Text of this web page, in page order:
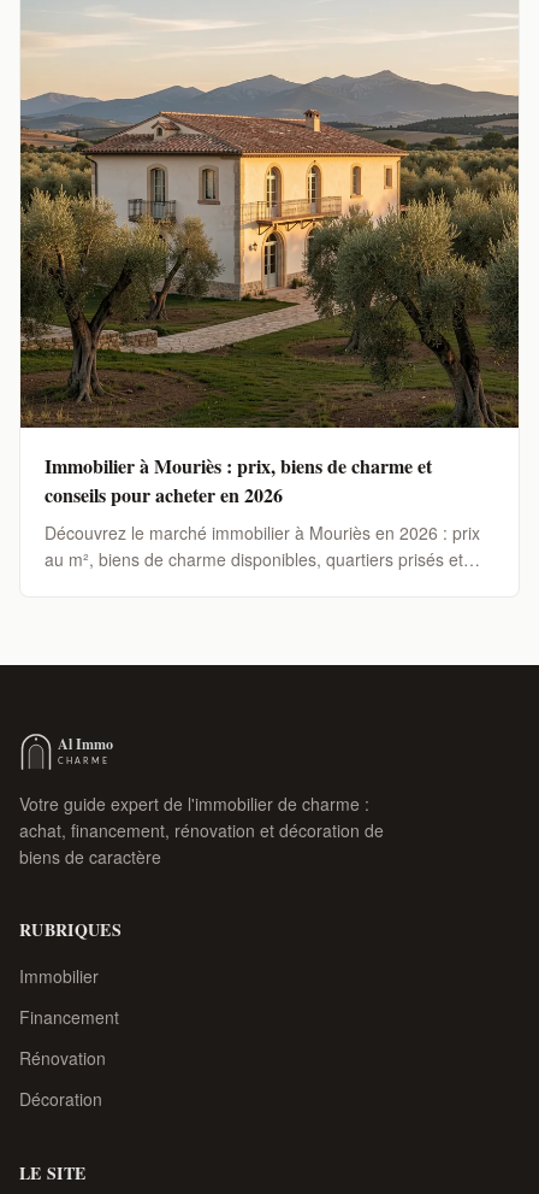
Immobilier à Mouriès : prix, biens de charme et
conseils pour acheter en 2026
Découvrez le marché immobilier à Mouriès en 2026 : prix
au m², biens de charme disponibles, quartiers prisés et
Votre guide expert de l'immobilier de charme :
achat, financement, rénovation et décoration de
biens de caractère
RUBRIQUES
Immobilier
Financement
Rénovation
Décoration
LE SITE